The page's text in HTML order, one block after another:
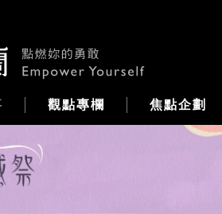
觀點專欄 焦點企劃